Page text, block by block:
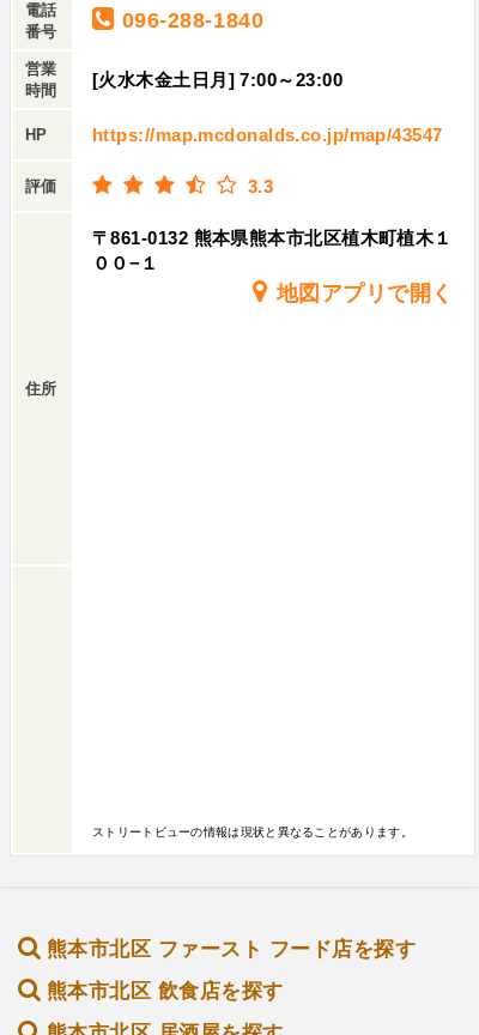
電話
番号
096-288-1840
営業
時間
[火水木金土日月] 7:00～23:00
HP https://map.mcdonalds.co.jp/map/43547
評価 3.3
住所
〒861-0132 熊本県熊本市北区植木町植木１
００−１
地図アプリで開く
ストリートビューの情報は現状と異なることがあります。
熊本市北区 ファースト フード店を探す
熊本市北区 飲食店を探す